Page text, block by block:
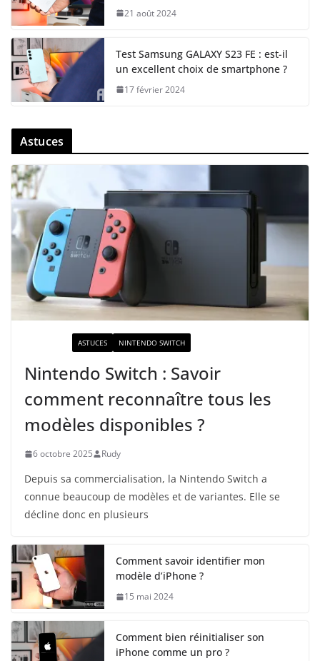
21 août 2024
Test Samsung GALAXY S23 FE : est-il
un excellent choix de smartphone ?
17 février 2024
Astuces
ASTUCES NINTENDO SWITCH
Nintendo Switch : Savoir
comment reconnaître tous les
modèles disponibles ?
6 octobre 2025 Rudy
Depuis sa commercialisation, la Nintendo Switch a
connue beaucoup de modèles et de variantes. Elle se
décline donc en plusieurs
Comment savoir identifier mon
modèle d’iPhone ?
15 mai 2024
Comment bien réinitialiser son
iPhone comme un pro ?